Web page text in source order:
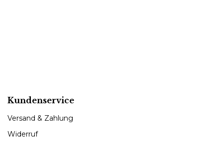
Kundenservice
Versand & Zahlung
Widerruf